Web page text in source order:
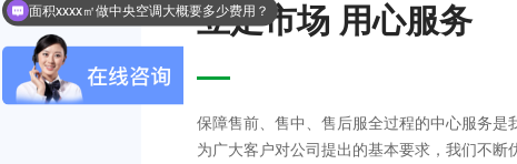
立足市场 用心服务
保障售前、售中、售后服全过程的中心服务是
为广大客户对公司提出的基本要求，我们不断
面积xxxx㎡做中央空调大概要多少费用？